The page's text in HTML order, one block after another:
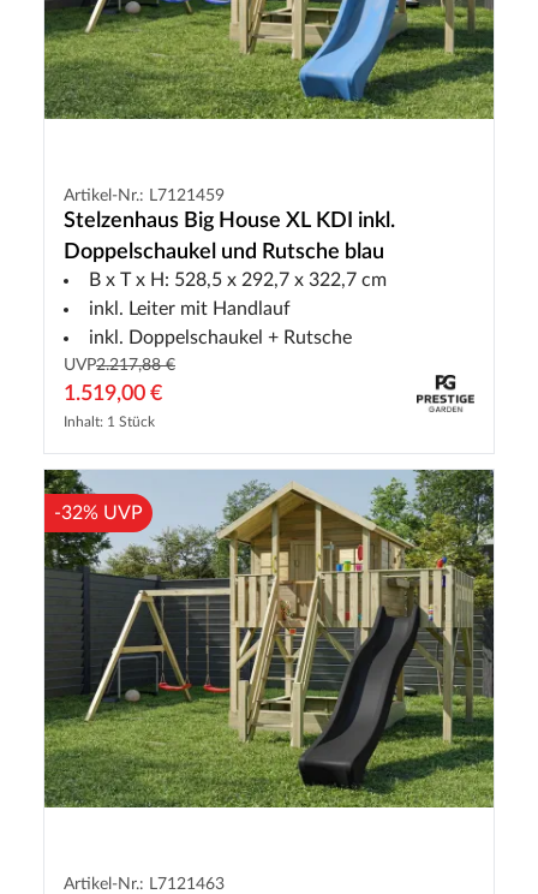
Artikel-Nr.: L7121459
Stelzenhaus Big House XL KDI inkl.
Doppelschaukel und Rutsche blau
B x T x H: 528,5 x 292,7 x 322,7 cm
inkl. Leiter mit Handlauf
inkl. Doppelschaukel + Rutsche
UVP2.217,88 €
1.519,00 €
Inhalt: 1 Stück
-32% UVP
Artikel-Nr.: L7121463